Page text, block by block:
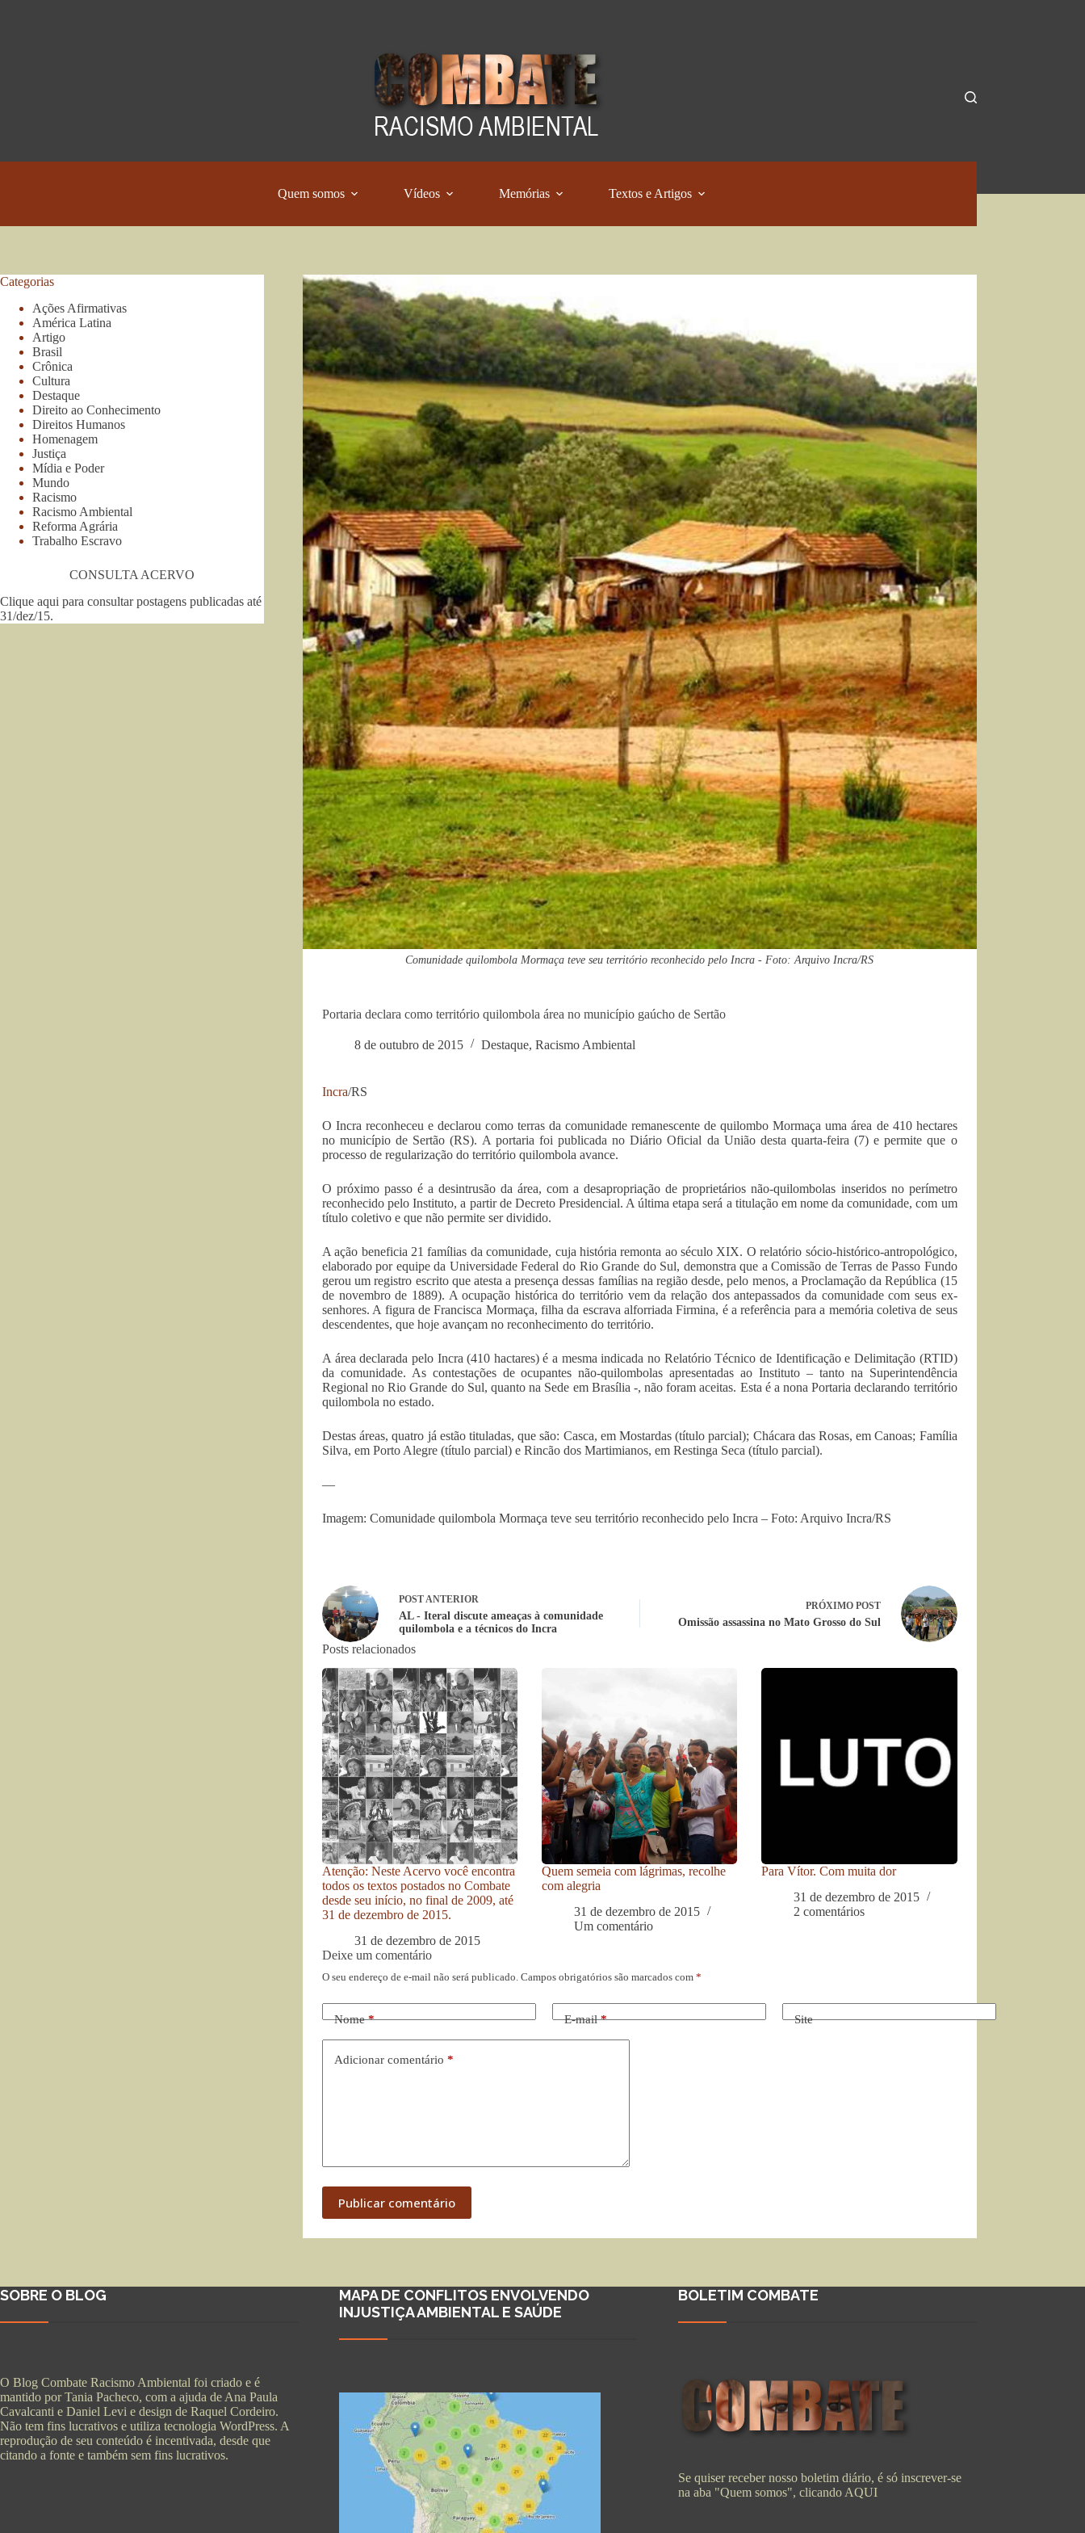
Quem somos Vídeos Memórias Textos e Artigos
Comunidade quilombola Mormaça teve seu território reconhecido pelo Incra - Foto: Arquivo Incra/RS
Portaria declara como território quilombola área no município gaúcho de Sertão
8 de outubro de 2015 Destaque, Racismo Ambiental
Incra/RS
O Incra reconheceu e declarou como terras da comunidade remanescente de quilombo Mormaça uma área de 410 hectares
no município de Sertão (RS). A portaria foi publicada no Diário Oficial da União desta quarta-feira (7) e permite que o
processo de regularização do território quilombola avance.
O próximo passo é a desintrusão da área, com a desapropriação de proprietários não-quilombolas inseridos no perímetro
reconhecido pelo Instituto, a partir de Decreto Presidencial. A última etapa será a titulação em nome da comunidade, com um
título coletivo e que não permite ser dividido.
A ação beneficia 21 famílias da comunidade, cuja história remonta ao século XIX. O relatório sócio-histórico-antropológico,
elaborado por equipe da Universidade Federal do Rio Grande do Sul, demonstra que a Comissão de Terras de Passo Fundo
gerou um registro escrito que atesta a presença dessas famílias na região desde, pelo menos, a Proclamação da República (15
de novembro de 1889). A ocupação histórica do território vem da relação dos antepassados da comunidade com seus ex-
senhores. A figura de Francisca Mormaça, filha da escrava alforriada Firmina, é a referência para a memória coletiva de seus
descendentes, que hoje avançam no reconhecimento do território.
A área declarada pelo Incra (410 hactares) é a mesma indicada no Relatório Técnico de Identificação e Delimitação (RTID)
da comunidade. As contestações de ocupantes não-quilombolas apresentadas ao Instituto – tanto na Superintendência
Regional no Rio Grande do Sul, quanto na Sede em Brasília -, não foram aceitas. Esta é a nona Portaria declarando território
quilombola no estado.
Destas áreas, quatro já estão tituladas, que são: Casca, em Mostardas (título parcial); Chácara das Rosas, em Canoas; Família
Silva, em Porto Alegre (título parcial) e Rincão dos Martimianos, em Restinga Seca (título parcial).
—
Imagem: Comunidade quilombola Mormaça teve seu território reconhecido pelo Incra – Foto: Arquivo Incra/RS
POSTANTERIOR
AL - Iteral discute ameaças à comunidade
quilombola e a técnicos do Incra
PRÓXIMO POST
Omissão assassina no Mato Grosso do Sul
Posts relacionados
Atenção: Neste Acervo você encontra
todos os textos postados no Combate
desde seu início, no final de 2009, até
31 de dezembro de 2015.
31 de dezembro de 2015
Quem semeia com lágrimas, recolhe
com alegria
31 de dezembro de 2015
Um comentário
Para Vítor. Com muita dor
31 de dezembro de 2015
2 comentários
Deixe um comentário
O seu endereço de e-mail não será publicado. Campos obrigatórios são marcados com *
Nome* E-mail* Site
Adicionar comentário *
Publicar comentário
Categorias
Ações Afirmativas
América Latina
Artigo
Brasil
Crônica
Cultura
Destaque
Direito ao Conhecimento
Direitos Humanos
Homenagem
Justiça
Mídia e Poder
Mundo
Racismo
Racismo Ambiental
Reforma Agrária
Trabalho Escravo
CONSULTA ACERVO
Clique aqui para consultar postagens publicadas até
31/dez/15.
SOBRE O BLOG
O Blog Combate Racismo Ambiental foi criado e é
mantido por Tania Pacheco, com a ajuda de Ana Paula
Cavalcanti e Daniel Levi e design de Raquel Cordeiro.
Não tem fins lucrativos e utiliza tecnologia WordPress. A
reprodução de seu conteúdo é incentivada, desde que
citando a fonte e também sem fins lucrativos.
MAPA DE CONFLITOS ENVOLVENDO
INJUSTIÇA AMBIENTAL E SAÚDE
BOLETIM COMBATE
Se quiser receber nosso boletim diário, é só inscrever-se
na aba "Quem somos", clicandoAQUI